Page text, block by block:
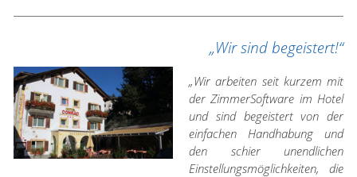
„Wir sind begeistert!“
„Wir arbeiten seit kurzem mit
der ZimmerSoftware im Hotel
und sind begeistert von der
einfachen Handhabung und
den schier unendlichen
Einstellungsmöglichkeiten, die